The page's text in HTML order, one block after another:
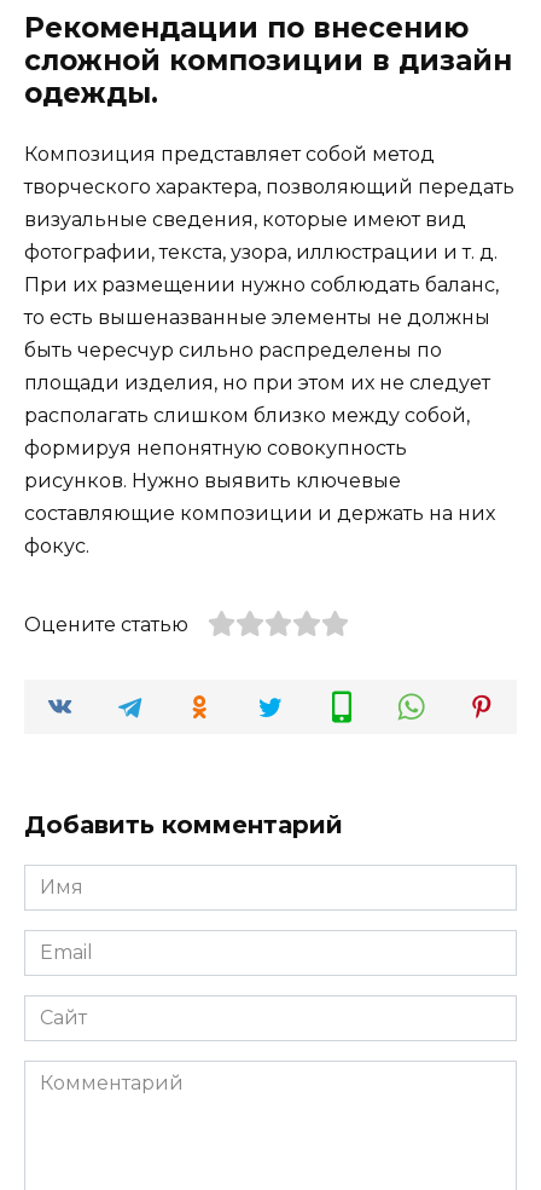
Рекомендации по внесению
сложной композиции в дизайн
одежды.
Композиция представляет собой метод
творческого характера, позволяющий передать
визуальные сведения, которые имеют вид
фотографии, текста, узора, иллюстрации и т. д.
При их размещении нужно соблюдать баланс,
то есть вышеназванные элементы не должны
быть чересчур сильно распределены по
площади изделия, но при этом их не следует
располагать слишком близко между собой,
формируя непонятную совокупность
рисунков. Нужно выявить ключевые
составляющие композиции и держать на них
фокус.
Оцените статью
Добавить комментарий
Имя
*
Email
*
Сайт
Комментарий